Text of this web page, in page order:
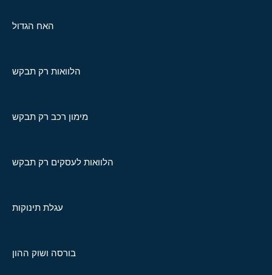
האח הגדול
הלוואות רק תבקש
מימון רכב רק תבקש
הלוואות לעסקים רק תבקש
עגלת תינוקות
בורסה ושוק ההון